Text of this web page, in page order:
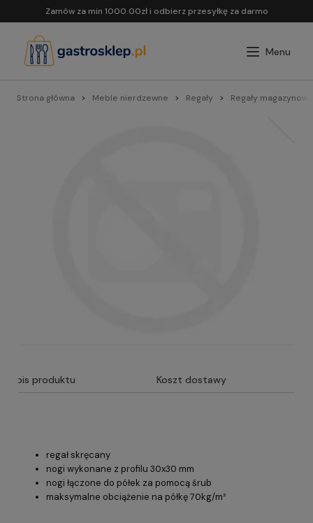
Zamów za min 1000.00zł i odbierz przesyłkę za darmo
Strona główna Meble nierdzewne Regały Regały
Opis produktu Koszt dostawy
regał skręcany
nogi wykonane z profilu 30x30 mm
nogi łączone do półek za pomocą śrub
maksymalne obciążenie na półkę 70kg/m²